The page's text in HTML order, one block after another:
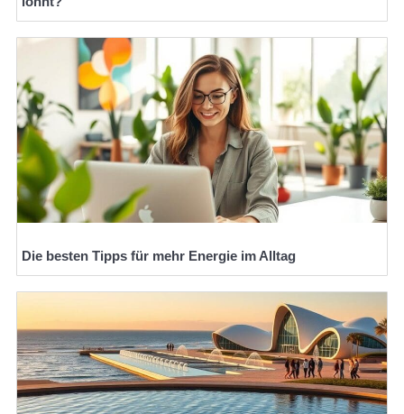
Die besten Tipps für mehr Energie im Alltag